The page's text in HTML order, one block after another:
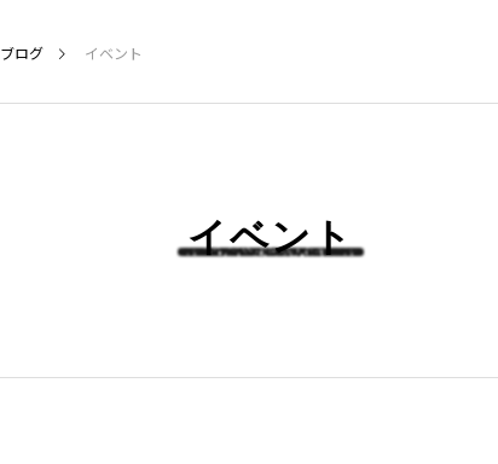
ブログ イベント
イベント